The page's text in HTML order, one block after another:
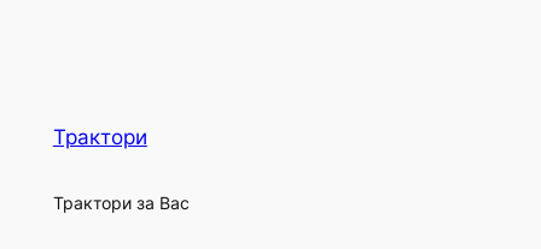
Трактори
Трактори за Вас